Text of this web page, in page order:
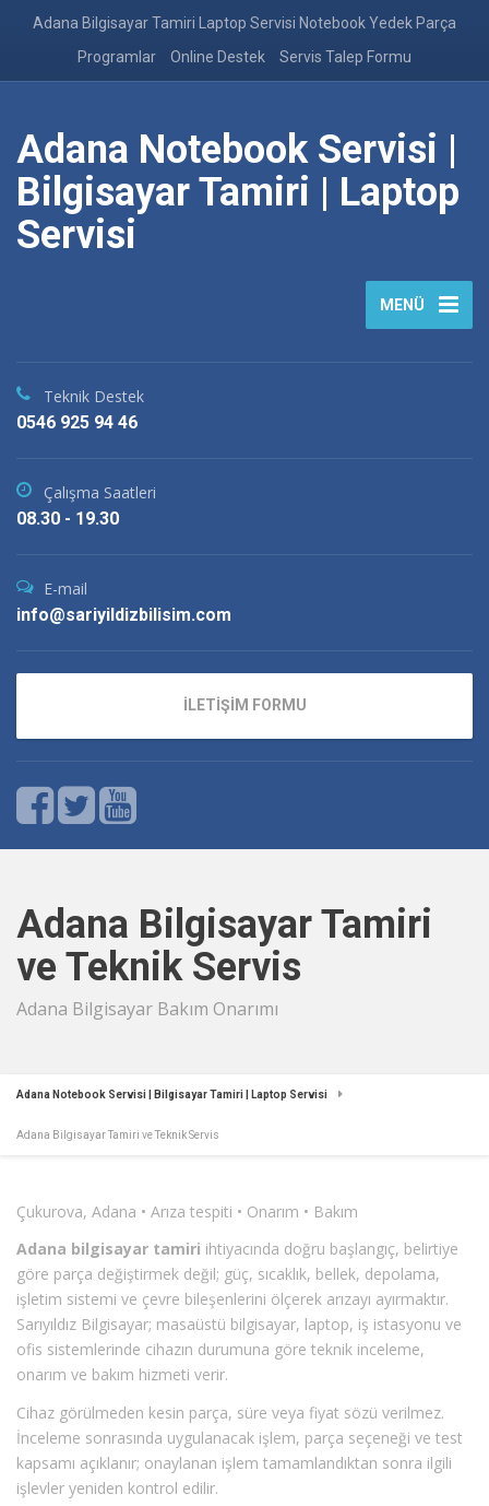
Adana Bilgisayar Tamiri Laptop Servisi Notebook Yedek Parça
Programlar
Online Destek Servis Talep Formu
Adana Notebook Servisi |
Bilgisayar Tamiri | Laptop
Servisi
MENÜ
Teknik Destek
0546 925 94 46
Çalışma Saatleri
08.30 - 19.30
E-mail
info@sariyildizbilisim.com
İLETİŞİM FORMU
Adana Bilgisayar Tamiri
ve Teknik Servis
Adana Bilgisayar Bakım Onarımı
Adana Notebook Servisi | Bilgisayar Tamiri | Laptop Servisi
Adana Bilgisayar Tamiri ve Teknik Servis
Çukurova, Adana • Arıza tespiti • Onarım • Bakım
Adana bilgisayar tamiri ihtiyacında doğru başlangıç, belirtiye
göre parça değiştirmek değil; güç, sıcaklık, bellek, depolama,
işletim sistemi ve çevre bileşenlerini ölçerek arızayı ayırmaktır.
Sarıyıldız Bilgisayar; masaüstü bilgisayar, laptop, iş istasyonu ve
ofis sistemlerinde cihazın durumuna göre teknik inceleme,
onarım ve bakım hizmeti verir.
Cihaz görülmeden kesin parça, süre veya fiyat sözü verilmez.
İnceleme sonrasında uygulanacak işlem, parça seçeneği ve test
kapsamı açıklanır; onaylanan işlem tamamlandıktan sonra ilgili
işlevler yeniden kontrol edilir.